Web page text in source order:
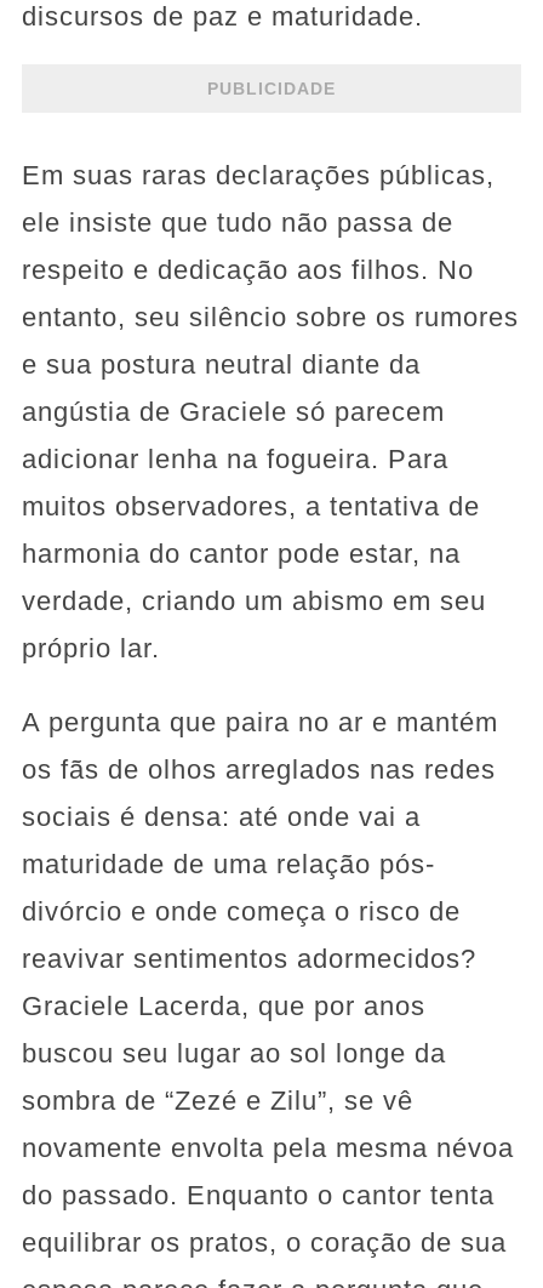
discursos de paz e maturidade.
PUBLICIDADE
Em suas raras declarações públicas,
ele insiste que tudo não passa de
respeito e dedicação aos filhos. No
entanto, seu silêncio sobre os rumores
e sua postura neutral diante da
angústia de Graciele só parecem
adicionar lenha na fogueira. Para
muitos observadores, a tentativa de
harmonia do cantor pode estar, na
verdade, criando um abismo em seu
próprio lar.
A pergunta que paira no ar e mantém
os fãs de olhos arreglados nas redes
sociais é densa: até onde vai a
maturidade de uma relação pós-
divórcio e onde começa o risco de
reavivar sentimentos adormecidos?
Graciele Lacerda, que por anos
buscou seu lugar ao sol longe da
sombra de “Zezé e Zilu”, se vê
novamente envolta pela mesma névoa
do passado. Enquanto o cantor tenta
equilibrar os pratos, o coração de sua